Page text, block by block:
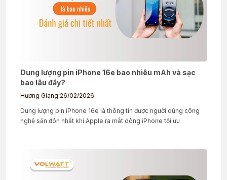
Dung lượng pin iPhone 16e bao nhiêu mAh và sạc
bao lâu đầy?
Hương Giang 26/02/2026
Dung lượng pin iPhone 16e là thông tin được người dùng công
nghệ săn đón nhất khi Apple ra mắt dòng iPhone tối ưu